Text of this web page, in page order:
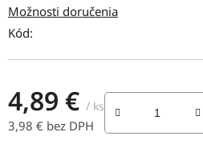
Možnosti doručenia
Kód:
4,89 € / ks
3,98 € bez DPH